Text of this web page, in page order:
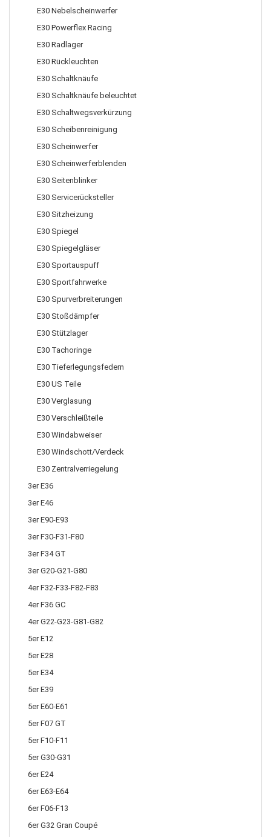
E30 Nebelscheinwerfer
E30 Powerflex Racing
E30 Radlager
E30 Rückleuchten
E30 Schaltknäufe
E30 Schaltknäufe beleuchtet
E30 Schaltwegsverkürzung
E30 Scheibenreinigung
E30 Scheinwerfer
E30 Scheinwerferblenden
E30 Seitenblinker
E30 Servicerücksteller
E30 Sitzheizung
E30 Spiegel
E30 Spiegelgläser
E30 Sportauspuff
E30 Sportfahrwerke
E30 Spurverbreiterungen
E30 Stoßdämpfer
E30 Stützlager
E30 Tachoringe
E30 Tieferlegungsfedern
E30 US Teile
E30 Verglasung
E30 Verschleißteile
E30 Windabweiser
E30 Windschott/Verdeck
E30 Zentralverriegelung
3er E36
3er E46
3er E90-E93
3er F30-F31-F80
3er F34 GT
3er G20-G21-G80
4er F32-F33-F82-F83
4er F36 GC
4er G22-G23-G81-G82
5er E12
5er E28
5er E34
5er E39
5er E60-E61
5er F07 GT
5er F10-F11
5er G30-G31
6er E24
6er E63-E64
6er F06-F13
6er G32 Gran Coupé